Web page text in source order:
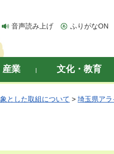
音声読み上げ ふりがなON
産業 文化・教育
とした取組について > 埼玉県ア